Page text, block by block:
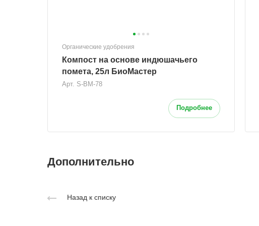
Органические удобрения
Компост на основе индюшачьего
помета, 25л БиоМастер
Арт. S-BM-78
Подробнее
Дополнительно
Назад к списку